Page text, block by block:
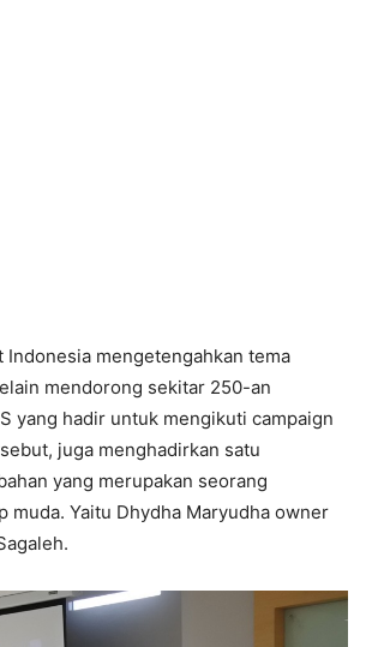
Indonesia mengetengahkan tema
mendorong sekitar 250-an
yang hadir untuk mengikuti campaign
juga menghadirkan satu
yang merupakan seorang
muda. Yaitu Dhydha Maryudha owner